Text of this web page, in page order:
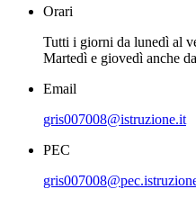
Orari
Tutti i giorni da lunedì al
Martedì e giovedì anche
Email
gris007008@istruzione.it
PEC